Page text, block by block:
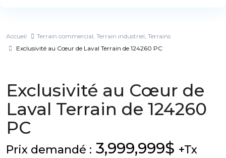
Accueil Terrain commercial, Terrain industriel, Terrains
Exclusivité au Cœur de Laval Terrain de 124260 PC
Exclusivité au Cœur de
Laval Terrain de 124260
PC
Prix demandé : 3,999,999$ +Tx